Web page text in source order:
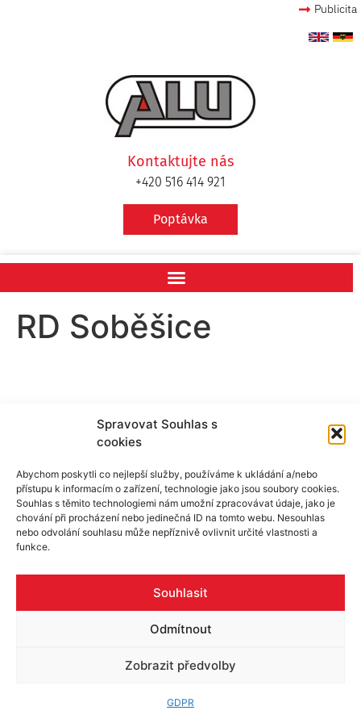
Spravovat Souhlas s
cookies
Abychom poskytli co nejlepší služby, používáme k ukládání a/nebo
přístupu k informacím o zařízení, technologie jako jsou soubory cookies.
Souhlas s těmito technologiemi nám umožní zpracovávat údaje, jako je
chování při procházení nebo jedinečná ID na tomto webu. Nesouhlas
nebo odvolání souhlasu může nepříznivě ovlivnit určité vlastnosti a
funkce.
Souhlasit
Odmítnout
Zobrazit předvolby
GDPR
Publicita
Kontaktujte nás
+420 516 414 921
Poptávka
RD Soběšice
Skupina ALU Produkty Reference
Rady a tipy
Poptávka
Pracovní příležitosti
Certifikáty
Kontakty
Vytvořilo |Webstudioi1.cz